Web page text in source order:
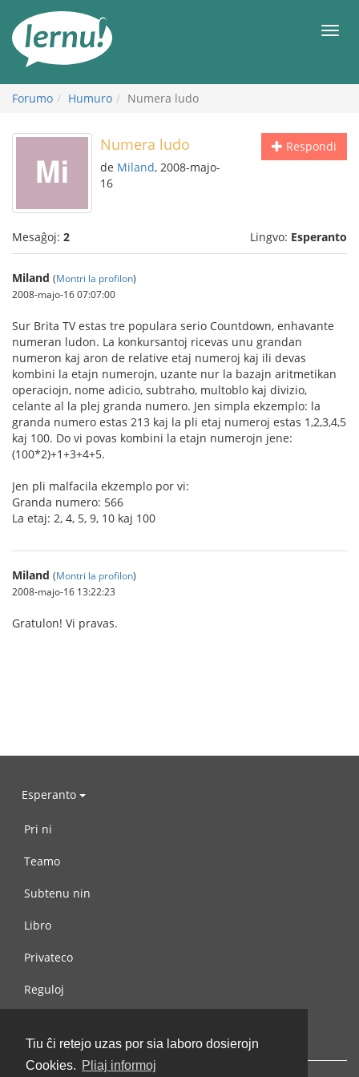
Tiu ĉi retejo uzas por sia laboro dosierojn
Cookies. Pliaj informoj
enhavo
Forumo Humuro Numera ludo
Respondi
Numera ludo
de Miland, 2008-majo-
16
Mesaĝoj: 2 Lingvo: Esperanto
Miland (Montri la profilon)
2008-majo-16 07:07:00
Sur Brita TV estas tre populara serio Countdown, enhavante
numeran ludon. La konkursantoj ricevas unu grandan
numeron kaj aron de relative etaj numeroj kaj ili devas
kombini la etajn numerojn, uzante nur la bazajn aritmetikan
operaciojn, nome adicio, subtraho, multoblo kaj divizio,
celante al la plej granda numero. Jen simpla ekzemplo: la
granda numero estas 213 kaj la pli etaj numeroj estas 1,2,3,4,5
kaj 100. Do vi povas kombini la etajn numerojn jene:
(100*2)+1+3+4+5.
Jen pli malfacila ekzemplo por vi:
Granda numero: 566
La etaj: 2, 4, 5, 9, 10 kaj 100
Miland (Montri la profilon)
2008-majo-16 13:22:23
Gratulon! Vi pravas.
Esperanto
Pri ni
Teamo
Subtenu nin
Libro
Privateco
Reguloj